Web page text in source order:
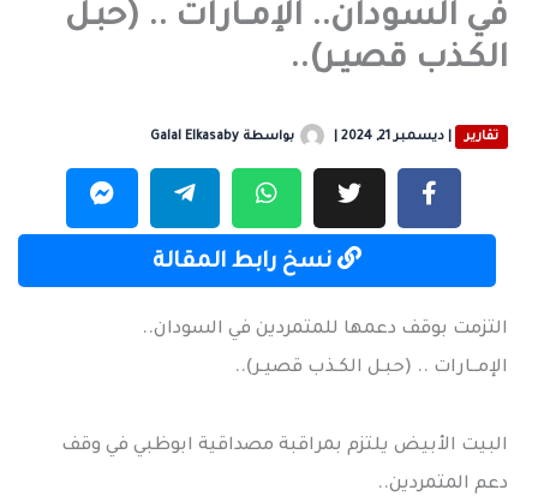
في السودان.. الإمــارات .. (حبـل
الكـذب قصيـر)..
تقارير |ديسمبر 21, 2024 بواسطة Galal Elkasaby
نسخ رابط المقالة
التزمت بوقف دعمها للمتمردين في السودان..
الإمــارات .. (حبـل الكـذب قصيـر)..
البيت الأبيض يلتزم بمراقبة مصداقية ابوظبي في وقف
دعم المتمردين..